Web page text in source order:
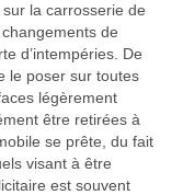
la carrosserie de
de
d’intempéries. De
le poser sur toutes
légèrement
être retirées à
se prête, du fait
visant à être
est souvent